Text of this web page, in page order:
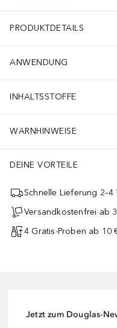
PRODUKTDETAILS
ANWENDUNG
INHALTSSTOFFE
WARNHINWEISE
DEINE VORTEILE
Schnelle Lieferung
Versandkostenfrei ab
4 Gratis-Proben ab 10
Jetzt zum Douglas-